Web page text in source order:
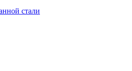
стали